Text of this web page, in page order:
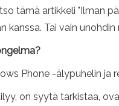
tämä artikkeli "Ilman
kanssa. Tai vain unohdin
Phone -älypuhelin ja
on syytä tarkistaa,